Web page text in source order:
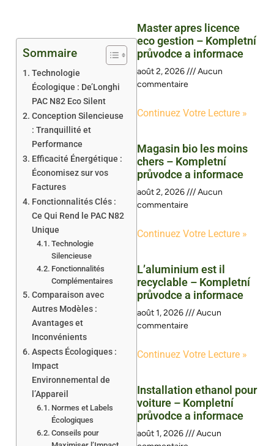
Sommaire
Technologie
Écologique : De’Longhi
PAC N82 Eco Silent
Conception Silencieuse
: Tranquillité et
Performance
Efficacité Énergétique :
Économisez sur vos
Factures
Fonctionnalités Clés :
Ce Qui Rend le PAC N82
Unique
Technologie
Silencieuse
Fonctionnalités
Complémentaires
Comparaison avec
Autres Modèles :
Avantages et
Inconvénients
Aspects Écologiques :
Impact
Environnemental de
l’Appareil
Normes et Labels
Écologiques
Conseils pour
Master apres licence
eco gestion – Kompletní
průvodce a informace
août 2, 2026
Aucun
commentaire
Continuez Votre Lecture »
Magasin bio les moins
chers – Kompletní
průvodce a informace
août 2, 2026
Aucun
commentaire
Continuez Votre Lecture »
L’aluminium est il
recyclable – Kompletní
průvodce a informace
août 1, 2026
Aucun
commentaire
Continuez Votre Lecture »
Installation ethanol pour
voiture – Kompletní
průvodce a informace
août 1, 2026
Aucun